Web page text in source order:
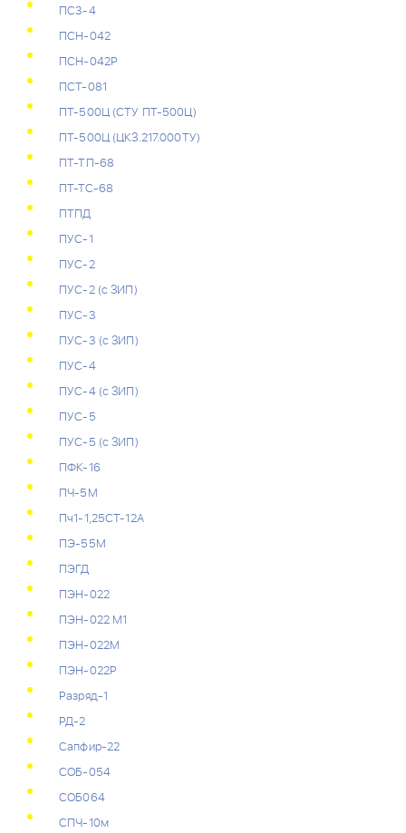
ПС3-4
ПСН-042
ПСН-042Р
ПСТ-081
ПТ-500Ц (СТУ ПТ-500Ц)
ПТ-500Ц (ЦКЗ.217.000ТУ)
ПТ-ТП-68
ПТ-ТС-68
ПТПД
ПУС-1
ПУС-2
ПУС-2 (с ЗИП)
ПУС-3
ПУС-3 (с ЗИП)
ПУС-4
ПУС-4 (с ЗИП)
ПУС-5
ПУС-5 (с ЗИП)
ПФК-16
ПЧ-5М
Пч1-1,25СТ-12А
ПЭ-55М
ПЭГД
ПЭН-022
ПЭН-022 М1
ПЭН-022М
ПЭН-022Р
Разряд-1
РД-2
Сапфир-22
СОБ-054
СОБ064
СПЧ-10м